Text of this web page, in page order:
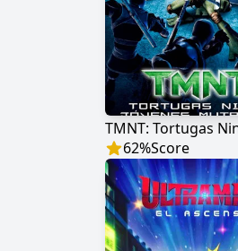
62%Score